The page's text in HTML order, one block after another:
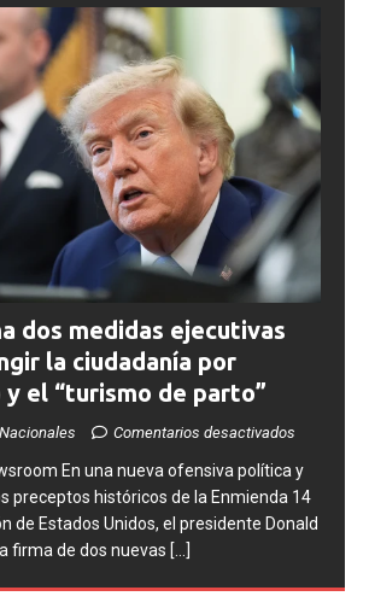
dos medidas ejecutivas
la ciudadanía por
y el “turismo de parto”
Comentarios desactivados
​En una nueva ofensiva política y
preceptos históricos de la Enmienda 14
de Estados Unidos, el presidente Donald
firma de dos nuevas [...]